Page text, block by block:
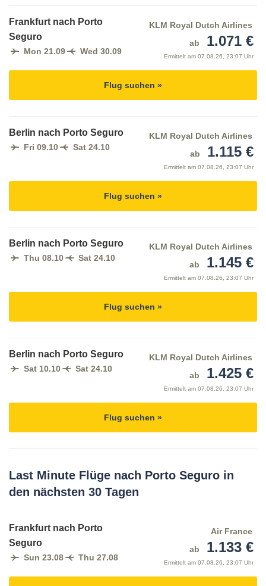
Frankfurt nach Porto
Seguro
Mon 21.09 Wed 30.09
KLM Royal Dutch Airlines
ab
1.071 €
Ermittelt am 07.08.26, 23:07 Uhr
Flug suchen »
Berlin nach Porto Seguro
Fri 09.10 Sat 24.10
KLM Royal Dutch Airlines
ab
1.115 €
Ermittelt am 07.08.26, 23:07 Uhr
Flug suchen »
Berlin nach Porto Seguro
Thu 08.10 Sat 24.10
KLM Royal Dutch Airlines
ab
1.145 €
Ermittelt am 07.08.26, 23:07 Uhr
Flug suchen »
Berlin nach Porto Seguro
Sat 10.10 Sat 24.10
KLM Royal Dutch Airlines
ab
1.425 €
Ermittelt am 07.08.26, 23:07 Uhr
Flug suchen »
Last Minute Flüge nach Porto Seguro in
den nächsten 30 Tagen
Frankfurt nach Porto
Seguro
Sun 23.08 Thu 27.08
Air France
ab
1.133 €
Ermittelt am 07.08.26, 23:07 Uhr